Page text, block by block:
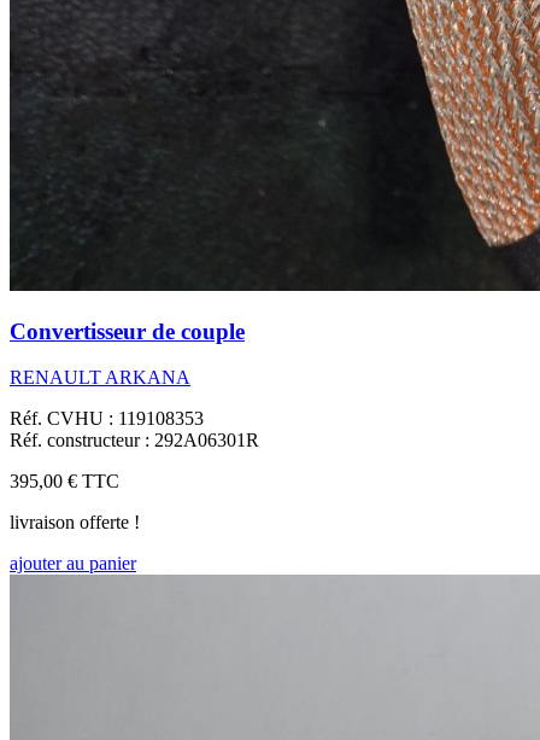
Convertisseur de couple
RENAULT ARKANA
Réf. CVHU : 119108353
Réf. constructeur : 292A06301R
395,00 € TTC
livraison offerte !
ajouter au panier